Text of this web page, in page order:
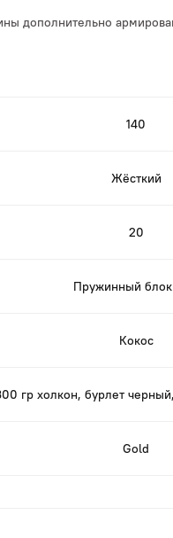
140
Жёсткий
20
Пружинный
Кокос
гр холкон, бурлет
Gold